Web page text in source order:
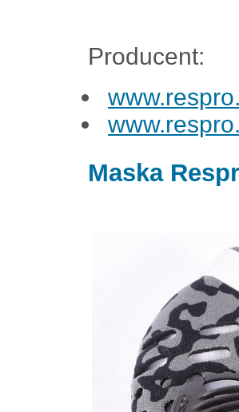
Producent:
Maska